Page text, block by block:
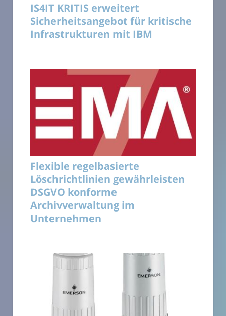
IS4IT KRITIS erweitert
Sicherheitsangebot für kritische
Infrastrukturen mit IBM
Flexible regelbasierte
Löschrichtlinien gewährleisten
DSGVO konforme
Archivverwaltung im
Unternehmen